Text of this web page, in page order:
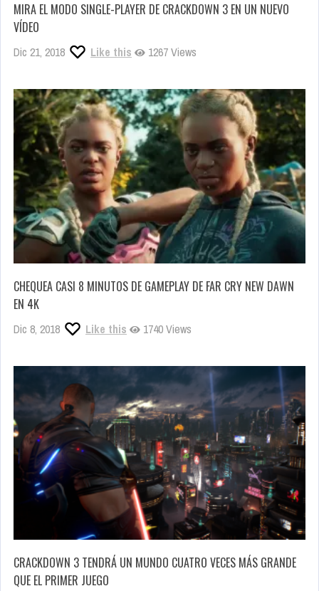
MIRA EL MODO SINGLE-PLAYER DE CRACKDOWN 3 EN UN NUEVO
VÍDEO
Dic 21, 2018 Like this 1267 Views
CHEQUEA CASI 8 MINUTOS DE GAMEPLAY DE FAR CRY NEW DAWN
EN 4K
Dic 8, 2018 Like this 1740 Views
CRACKDOWN 3 TENDRÁ UN MUNDO CUATRO VECES MÁS GRANDE
QUE EL PRIMER JUEGO